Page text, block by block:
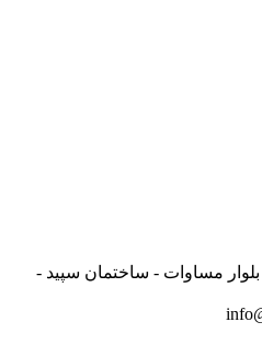
مساوات - ساختمان سپید -